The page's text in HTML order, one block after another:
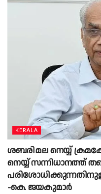
KERALA
ശബരിമല നെയ്യ്
നെയ്യ് സന്നിധാനത്ത്
-കെ. ജയകുമാർ